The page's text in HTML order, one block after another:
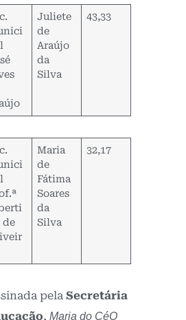
Juliete
de
Araújo
da
Silva
43,33
de
Maria
de
Fátima
Soares
da
Silva
32,17
pela Secretária
, Maria do CéO